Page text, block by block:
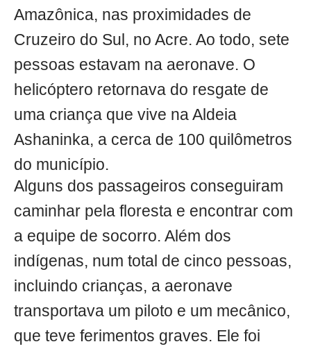
Amazônica, nas proximidades de
Cruzeiro do Sul, no Acre. Ao todo, sete
pessoas estavam na aeronave. O
helicóptero retornava do resgate de
uma criança que vive na Aldeia
Ashaninka, a cerca de 100 quilômetros
do município.
Alguns dos passageiros conseguiram
caminhar pela floresta e encontrar com
a equipe de socorro. Além dos
indígenas, num total de cinco pessoas,
incluindo crianças, a aeronave
transportava um piloto e um mecânico,
que teve ferimentos graves. Ele foi